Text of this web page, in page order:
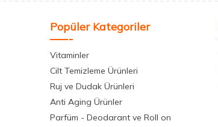
Popüler Kategoriler
Vitaminler
Cilt Temizleme Ürünleri
Ruj ve Dudak Ürünleri
Anti Aging Ürünler
Parfüm - Deodarant ve Roll on